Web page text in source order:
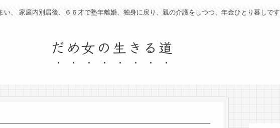
い、 家庭内別居後、６６才で塾年離婚、独身に戻り、親の介護をしつつ、年金ひとり暮しです
だめ女の生きる道